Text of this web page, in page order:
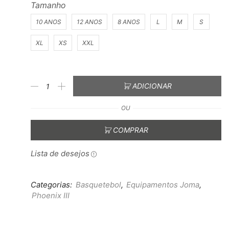
Tamanho
10 ANOS 12 ANOS 8 ANOS L M S
XL XS XXL
ADICIONAR
OU
COMPRAR
Lista de desejos
Categorias: Basquetebol, Equipamentos Joma,
Phoenix III